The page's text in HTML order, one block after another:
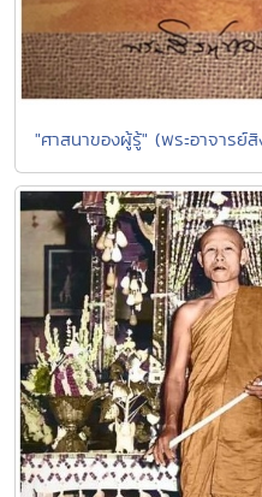
"ศาสนาของผู้รู้" (พระอาจารย์